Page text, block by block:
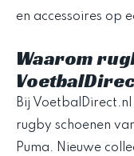
Waarom
Bij
rugby schoenen
Puma. Nieuwe